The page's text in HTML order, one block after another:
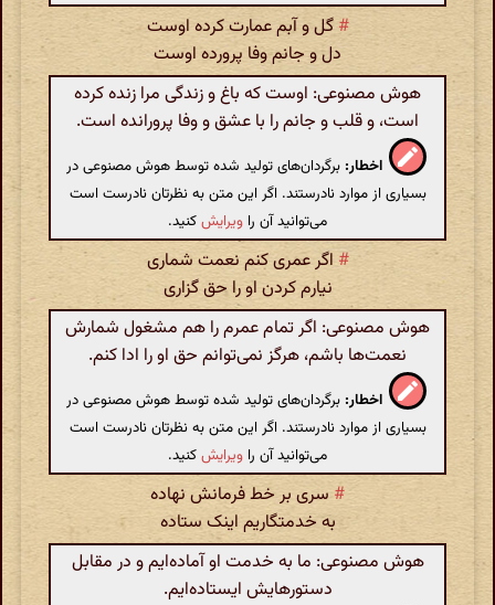
# گل و آبم عمارت کرده اوست
دل و جانم وفا پرورده اوست
هوش مصنوعی: اوست که باغ و زندگی مرا زنده کرده
است، و قلب و جانم را با عشق و وفا پرورانده است.
اخطار: برگردان‌های تولید شده توسط هوش مصنوعی در
بسیاری از موارد نادرستند. اگر این متن به نظرتان نادرست است
می‌توانید آن را ویرایشکنید.
# اگر عمری کنم نعمت شماری
نیارم کردن او را حق گزاری
هوش مصنوعی: اگر تمام عمرم را هم مشغول شمارش
نعمت‌ها باشم، هرگز نمی‌توانم حق او را ادا کنم.
اخطار: برگردان‌های تولید شده توسط هوش مصنوعی در
بسیاری از موارد نادرستند. اگر این متن به نظرتان نادرست است
می‌توانید آن را ویرایشکنید.
# سری بر خط فرمانش نهاده
به خدمتگاریم اینک ستاده
هوش مصنوعی: ما به خدمت او آماده‌ایم و در مقابل
دستورهایش ایستاده‌ایم.